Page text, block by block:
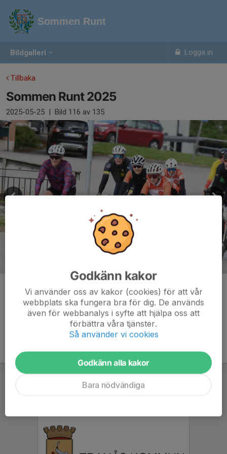
Bildgalleri Logga in
Sommen Runt
Tillbaka
Sommen Runt 2025
2025-05-25 | Bild 116 av 135
Kommentarer
Godkänn kakor
Vi använder oss av kakor (cookies) för att vår
webbplats ska fungera bra för dig. De används
även för webbanalys i syfte att hjälpa oss att
förbättra våra tjänster.
Så använder vi cookies
Godkänn alla kakor
Bara nödvändiga